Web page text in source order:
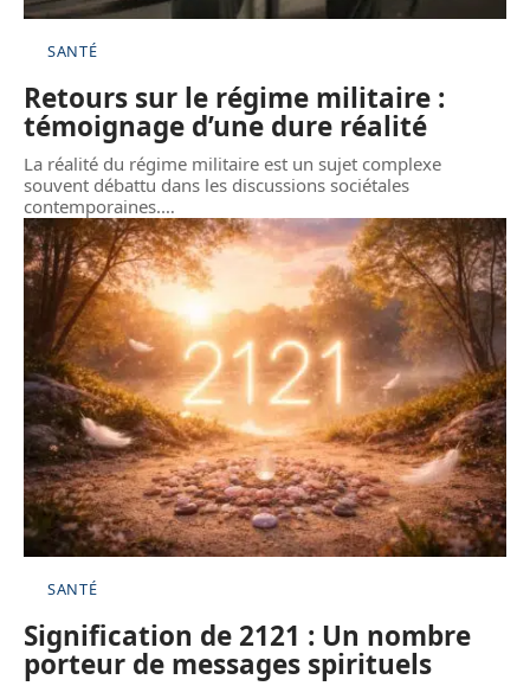
SANTÉ
Retours sur le régime militaire :
témoignage d’une dure réalité
La réalité du régime militaire est un sujet complexe
souvent débattu dans les discussions sociétales
contemporaines.…
SANTÉ
Signification de 2121 : Un nombre
porteur de messages spirituels